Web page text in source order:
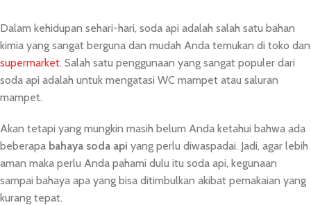
Dalam kehidupan sehari-hari, soda api adalah salah satu bahan
kimia yang sangat berguna dan mudah Anda temukan di toko dan
supermarket. Salah satu penggunaan yang sangat populer dari
soda api adalah untuk mengatasi WC mampet atau saluran
mampet.
Akan tetapi yang mungkin masih belum Anda ketahui bahwa ada
beberapa bahaya soda api yang perlu diwaspadai. Jadi, agar lebih
aman maka perlu Anda pahami dulu itu soda api, kegunaan
sampai bahaya apa yang bisa ditimbulkan akibat pemakaian yang
kurang tepat.